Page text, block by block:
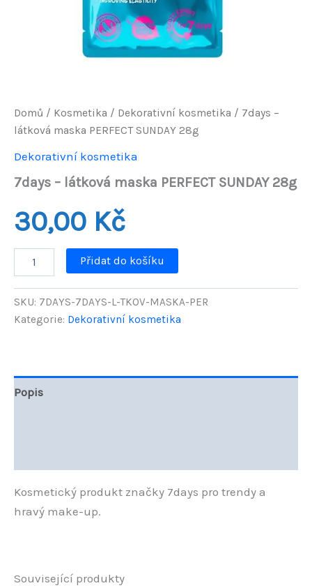
Domů / Kosmetika / Dekorativní kosmetika / 7days –
látková maska PERFECT SUNDAY 28g
Dekorativní kosmetika
7days – látková maska PERFECT SUNDAY 28g
30,00 Kč
maska
SUNDAY
Přidat do košíku
SKU: 7DAYS-7DAYS-L-TKOV-MASKA-PER
Kategorie: Dekorativní kosmetika
Popis
Kosmetický produkt značky 7days pro trendy a
hravý make-up.
Související produkty